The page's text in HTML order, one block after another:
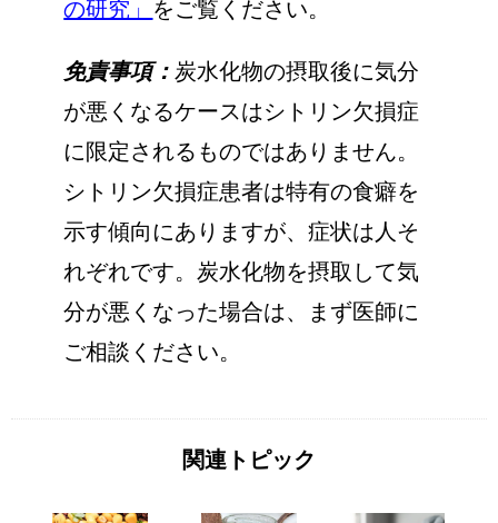
の研究」 をご覧ください。
免責事項：炭水化物の摂取後に気分
が悪くなるケースはシトリン欠損症
に限定されるものではありません。
シトリン欠損症患者は特有の食癖を
示す傾向にありますが、症状は人そ
れぞれです。炭水化物を摂取して気
分が悪くなった場合は、まず医師に
ご相談ください。
関連トピック